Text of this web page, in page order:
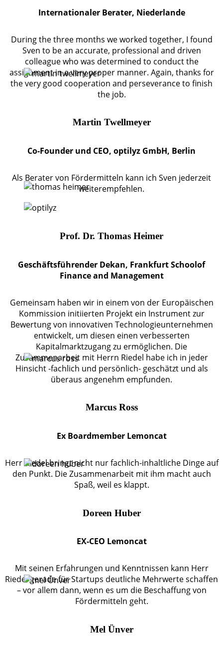
Internationaler Berater, Niederlande
During the three months we worked together, I found
Sven to be an accurate, professional and driven
colleague who was determined to conduct the
assignment in a very proper manner. Again, thanks for
the very good cooperation and perseverance to finish
the job.
Martin Twellmeyer
Co-Founder und CEO, optilyz GmbH, Berlin
Als Berater von Fördermitteln kann ich Sven jederzeit
weiterempfehlen.
Prof. Dr. Thomas Heimer
Geschäftsführender Dekan, Frankfurt Schoolof
Finance and Management
Gemeinsam haben wir in einem von der Europäischen
Kommission initiierten Projekt ein Instrument zur
Bewertung von innovativen Technologieunternehmen
entwickelt, um diesen einen verbesserten
Kapitalmarktzugang zu ermöglichen. Die
Zusammenarbeit mit Herrn Riedel habe ich in jeder
Hinsicht -fachlich und persönlich- geschätzt und als
überaus angenehm empfunden.
Marcus Ross
Ex Boardmember Lemoncat
Herr Riedel bringt nicht nur fachlich-inhaltliche Dinge auf
den Punkt. Die Zusammenarbeit mit ihm macht auch
Spaß, weil es klappt.
Doreen Huber
EX-CEO Lemoncat
Mit seinen Erfahrungen und Kenntnissen kann Herr
Riedel gerade für Startups deutliche Mehrwerte schaffen
– vor allem dann, wenn es um die Beschaffung von
Fördermitteln geht.
Mel Ünver